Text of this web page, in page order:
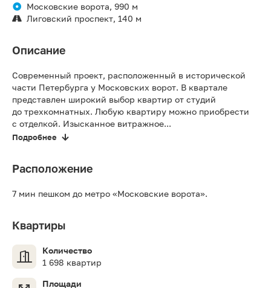
Московские ворота, 990 м
Лиговский проспект, 140 м
Описание
Современный проект, расположенный в исторической
части Петербурга у Московских ворот. В квартале
представлен широкий выбор квартир от студий
до трехкомнатных. Любую квартиру можно приобрести
с отделкой. Изысканное витражное...
Подробнее
Расположение
7 мин пешком до метро «Московские ворота».
Квартиры
Количество
1 698 квартир
Площади